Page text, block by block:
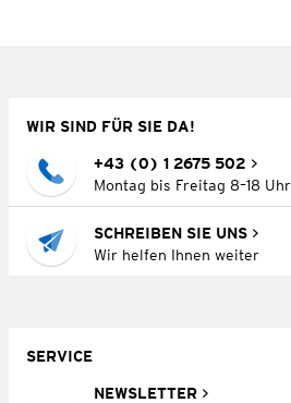
WIR SIND FÜR SIE DA!
+43 (0) 1 2675 502
Montag bis Freitag 8–18 Uhr
SCHREIBEN SIE UNS
Wir helfen Ihnen weiter
SERVICE
NEWSLETTER